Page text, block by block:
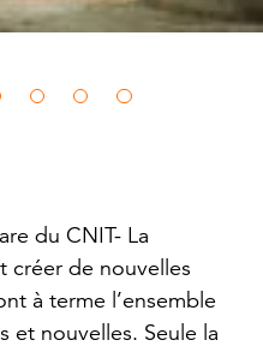
du CNIT- La
créer de nouvelles
à terme l’ensemble
et nouvelles. Seule la